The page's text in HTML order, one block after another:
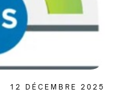
12 DÉCEMBRE 2025